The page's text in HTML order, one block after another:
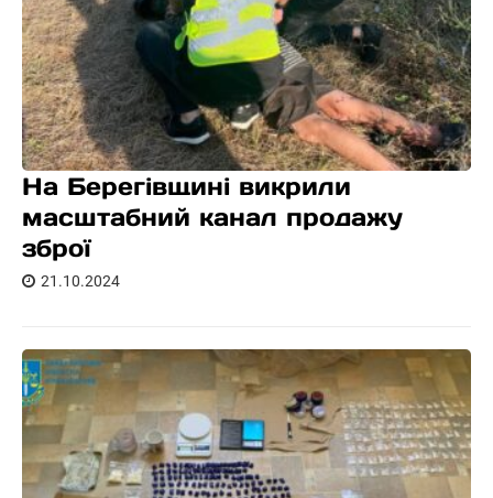
На Берегівщині викрили
масштабний канал продажу
зброї
21.10.2024